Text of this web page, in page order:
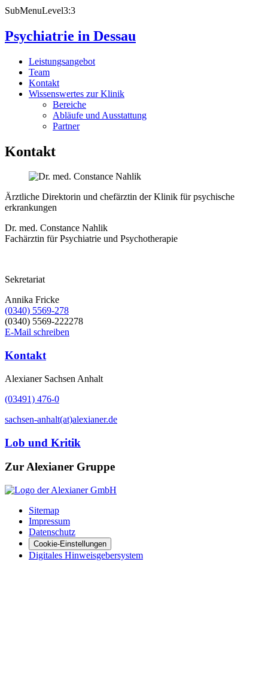
SubMenuLevel3:3
Psychiatrie in Dessau
Leistungsangebot
Team
Kontakt
Wissenswertes zur Klinik
Bereiche
Abläufe und Ausstattung
Partner
Kontakt
Ärztliche Direktorin und chefärztin der Klinik für psychische
erkrankungen
Dr. med. Constance Nahlik
Fachärztin für Psychiatrie und Psychotherapie
Sekretariat
Annika Fricke
(0340) 5569-278
(0340) 5569-222278
E-Mail schreiben
Kontakt
Alexianer Sachsen Anhalt
(03491) 476-0
sachsen-anhalt(at)alexianer.de
Lob und Kritik
Zur Alexianer Gruppe
Sitemap
Impressum
Datenschutz
Cookie-Einstellungen
Digitales Hinweisgebersystem